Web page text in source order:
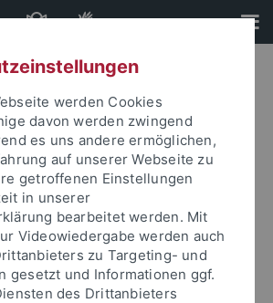
und Ihr Passwort an um sich
werden Cookies
davon werden zwingend
es uns andere ermöglichen,
auf unserer Webseite zu
getroffenen Einstellungen
in unserer
bearbeitet werden. Mit
Videowiedergabe werden auch
zu Targeting- und
gesetzt und Informationen ggf.
des Drittanbieters